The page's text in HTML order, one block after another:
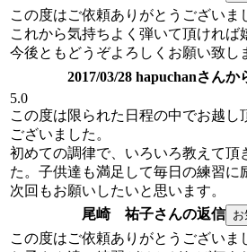
この度はご依頼ありがとうございま
これから気持ちよく弾いて頂ければ
今後ともどうぞよろしくお願い致し
2017/03/28 hapuchanさん
5.0
この度は限られた日程の中でお越し
ございました。
初めての調律で、いろいろ教えて頂
た。子供達も満足して毎日の練習に
次回もお願いしたいと思います。
尾崎 祐子さんの返信
この度はご依頼ありがとうございま